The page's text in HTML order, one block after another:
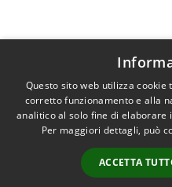
Questo sito web utilizza
corretto funzionamento e alla
analitico al solo fine di
Per maggiori dettagli, può
ACCETTA